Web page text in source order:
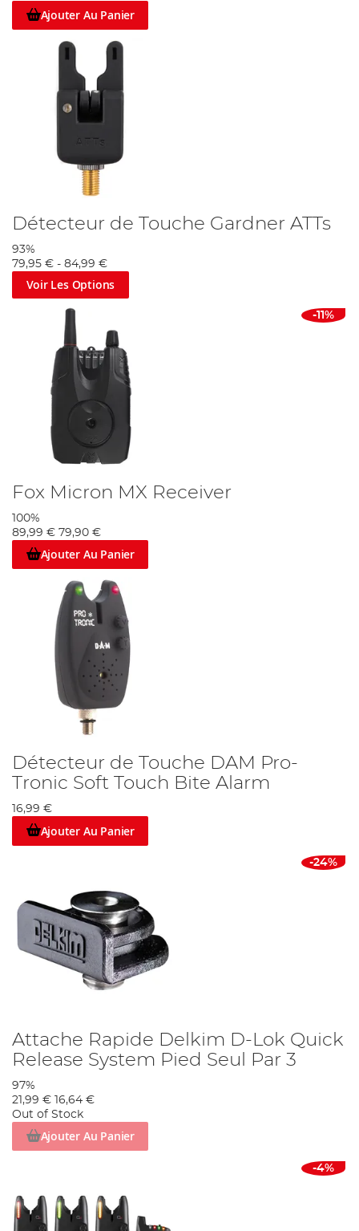
Ajouter Au Panier
Détecteur de Touche Gardner ATTs
93%
79,95 € - 84,99 €
Voir Les Options
-11%
Fox Micron MX Receiver
100%
89,99 € 79,90 €
Ajouter Au Panier
Détecteur de Touche DAM Pro-
Tronic Soft Touch Bite Alarm
16,99 €
Ajouter Au Panier
-24%
Attache Rapide Delkim D-Lok Quick
Release System Pied Seul Par 3
97%
21,99 € 16,64 €
Out of Stock
Ajouter Au Panier
-4%